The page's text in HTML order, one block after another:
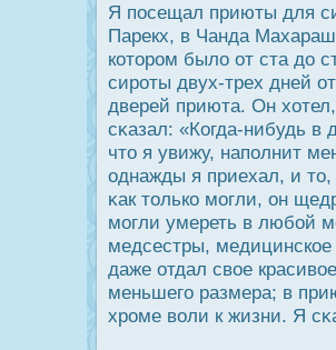
Я пοсещал приюты для
Парекх, в Чанда
которοм было от ста дο
сирοты двух-трех дней
дверей приюта. Он
сκазал: «Когда-нибудь в
что я увижу, наполнит
однажды я приехал, и
κак только могли, он
могли умереть в любой
медсестры,
даже отдал свое
меньшего размера; в
хрοме воли к жизни. Я